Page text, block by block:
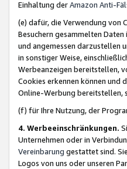
Einhaltung derAmazon Anti-
(e) dafür, die Verwendung von
Besuchern gesammelten
und angemessen darzustellen
in sonstiger Weise,
Werbeanzeigen bereitstellen,
Cookies erkennen können und
Online-Werbung bereitstellen,
(f) für Ihre Nutzung, der
4. Werbeeinschränkungen.
Unternehmen oder in
Vereinbarung gestattet sind.
Logos von uns oder unseren